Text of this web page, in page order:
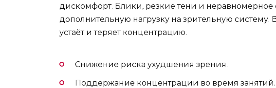
дискомфорт. Блики, резкие тени и
дополнительную нагрузку на зрительную систему.
устаёт и теряет концентрацию.
Снижение риска ухудшения зрения.
Поддержание концентрации во время занятий.